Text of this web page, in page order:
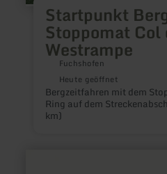
Startpunkt
Stoppomat Col
Westrampe
Fuchshofen
Heute geöffnet
Bergzeitfahren mit dem
Ring auf dem
km)